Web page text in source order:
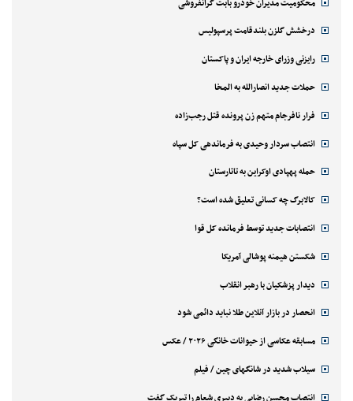
محکومیت مدیران خودرو بابت گرانفروشی
درخشش گلزن بلندقامت پرسپولیس
رایزنی وزرای خارجه ایران و پاکستان
حملات جدید انصارالله به المخا
فرار نافرجام متهم زن پرونده قتل رجب‌زاده
انتصاب سردار وحیدی به فرماندهی کل سپاه
حمله پهپادی اوکراین به تاتارستان
کالابرگ چه کسانی تعلیق شده است؟
انتصابات جدید توسط فرمانده کل قوا
شکستن هیمنه پوشالی آمریکا
دیدار پزشکیان با رهبر انقلاب
انحصار در بازار آنلاین طلا نباید دائمی شود
مسابقه عکاسی از حیوانات خانگی ۲۰۲۶ / عکس
سیلاب شدید در شانگهای چین / فیلم
انتصاب محسن رضایی به دبیری شعام را تبریک گفت